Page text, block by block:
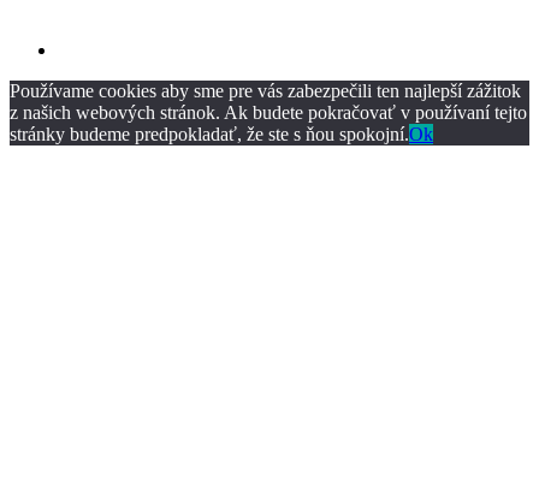
Používame cookies aby sme pre vás zabezpečili ten najlepší zážitok
z našich webových stránok. Ak budete pokračovať v používaní tejto
stránky budeme predpokladať, že ste s ňou spokojní.Ok